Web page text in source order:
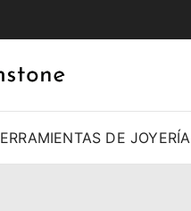
DE JOYERÍA